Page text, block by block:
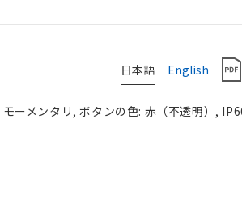
日本語 English
ーメンタリ, ボタンの色: 赤（不透明）,